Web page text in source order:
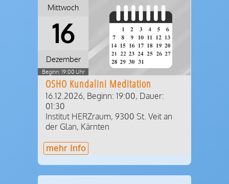
Mittwoch
16
Dezember
Beginn: 19:00 Uhr
OSHO Kundalini Meditation
16.12.2026, Beginn: 19:00, Dauer:
01:30
Institut HERZraum, 9300 St. Veit an
der Glan, Kärnten
mehr Info